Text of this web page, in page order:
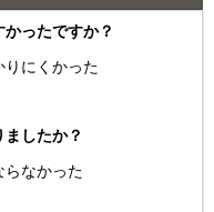
ったですか？
りにくかった
したか？
らなかった